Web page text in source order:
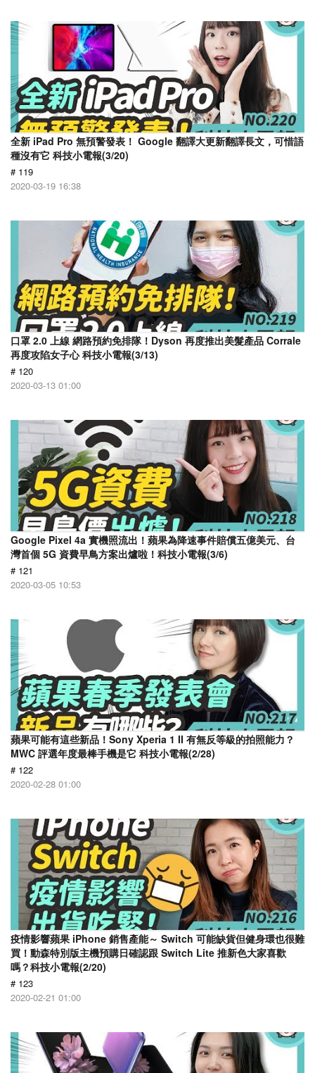
全新 iPad Pro 無預警發表！ Google 翻譯大更新翻譯長文，可惜語
種沒有它 科技小電報(3/20)
# 119
2020-03-19 16:38
口罩 2.0 上線 網路預約免排隊！Dyson 再度推出美髮產品 Corrale
再度攻陷女子心 科技小電報(3/13)
# 120
2020-03-13 01:00
Google Pixel 4a 實機照流出！蘋果為降速事件賠償五億美元、台
灣首個 5G 資費早鳥方案出爐啦！科技小電報(3/6)
# 121
2020-03-05 10:53
蘋果可能有這些新品！Sony Xperia 1 II 有無反等級的拍照能力？
MWC 評選年度最棒手機是它 科技小電報(2/28)
# 122
2020-02-28 01:00
疫情影響蘋果 iPhone 銷售產能～ Switch 可能缺貨但健身環也很難
買！動森特別版主機預購日確認跟 Switch Lite 推新色大家喜歡
嗎？科技小電報(2/20)
# 123
2020-02-21 01:00